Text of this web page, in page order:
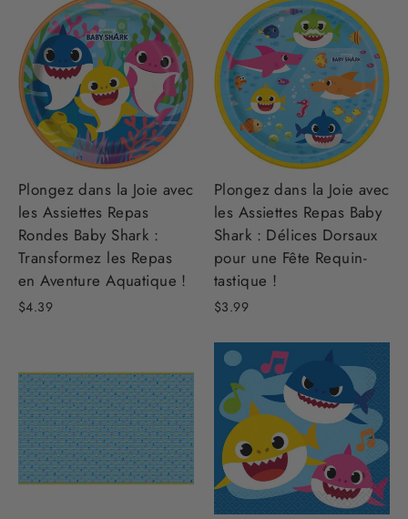
Plongez dans la Joie avec
les Assiettes Repas
Rondes Baby Shark :
Transformez les Repas
en Aventure Aquatique !
$4.39
Plongez dans la Joie avec
les Assiettes Repas Baby
Shark : Délices Dorsaux
pour une Fête Requin-
tastique !
$3.99